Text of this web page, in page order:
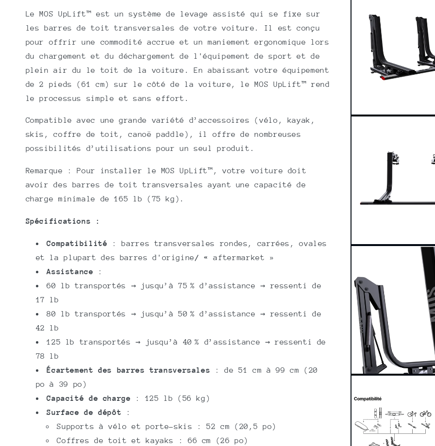
Open
Open
modal
Open
in
Racks
Racks
Le MOS UpLift™ est un système de levage assisté qui se fixe sur
les barres de toit transversales de votre voiture. Il est conçu
pour offrir une commodité accrue et un maniement ergonomique lors
du chargement et du déchargement de l'équipement de sport et de
plein air du le toit de la voiture. En abaissant votre équipement
de 2 pieds (61 cm) sur le côté de la voiture, le MOS UpLift™ rend
le processus simple et sans effort.
Compatible avec une grande variété d’accessoires (vélo, kayak,
skis, coffre de toit, canoë paddle), il offre de nombreuses
possibilités d’utilisations pour un seul produit.
Remarque : Pour installer le MOS UpLift™, votre voiture doit
avoir des barres de toit transversales ayant une capacité de
charge minimale de 165 lb (75 kg).
Spécifications :
Compatibilité : barres transversales rondes, carrées, ovales
et la plupart des barres d'origine/« aftermarket »
Assistance :
60 lb transportés → jusqu’à 75 % d’assistance → ressenti de
17 lb
80 lb transportés → jusqu’à 50 % d’assistance → ressenti de
42 lb
125 lb transportés → jusqu’à 40 % d’assistance → ressenti de
78 lb
Écartement des barres transversales : de 51 cm à 99 cm (20
po à 39 po)
Capacité de charge : 125 lb (56 kg)
Surface de dépôt :
Supports à vélo et porte-skis : 52 cm (20,5 po)
Coffres de toit et kayaks : 66 cm (26 po)